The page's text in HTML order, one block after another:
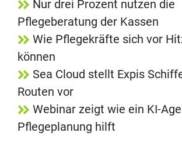
Nur drei Prozent nutzen die
Pflegeberatung der Kassen
Wie Pflegekräfte sich vor
können
Sea Cloud stellt Expis
Routen vor
Webinar zeigt wie ein KI-
Pflegeplanung hilft